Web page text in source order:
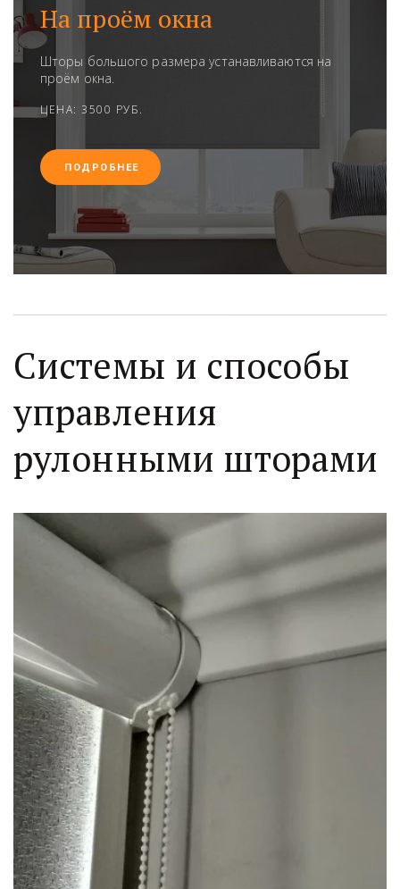
На проём окна
Шторы большого размера устанавливаются на
проём окна.
ЦЕНА: 3500 РУБ.
ПОДРОБНЕЕ
Системы и способы
управления
рулонными шторами